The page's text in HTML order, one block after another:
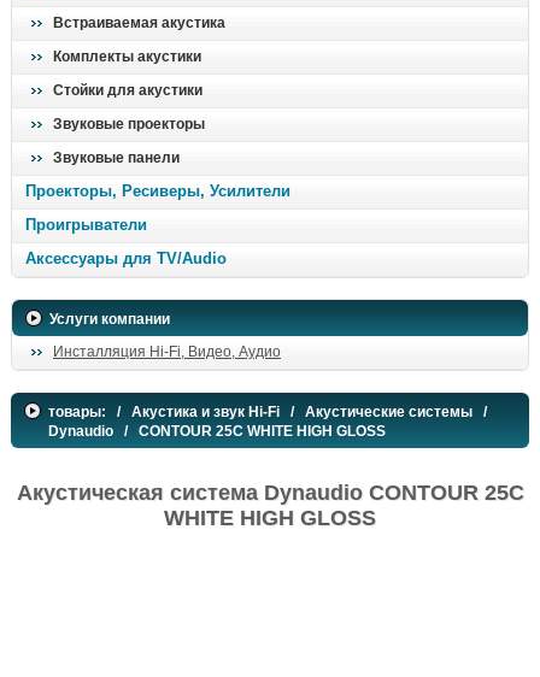
Встраиваемая акустика
Комплекты акустики
Стойки для акустики
Звуковые проекторы
Звуковые панели
Проекторы, Ресиверы, Усилители
Проигрыватели
Аксессуары для TV/Audio
Услуги компании
Инсталляция Hi-Fi, Видео, Аудио
товары: / Акустика и звук Hi-Fi / Акустические системы /
Dynaudio / CONTOUR 25C WHITE HIGH GLOSS
Акустическая система Dynaudio CONTOUR 25C
WHITE HIGH GLOSS